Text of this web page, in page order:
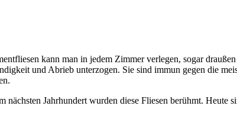
kann man in jedem Zimmer verlegen, sogar
und Abrieb unterzogen. Sie sind immun gegen die
Jahrhundert wurden diese Fliesen berühmt. Heute